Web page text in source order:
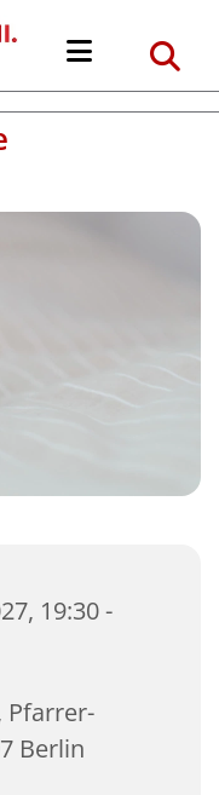
19:30 -
Pfarrer-
Berlin